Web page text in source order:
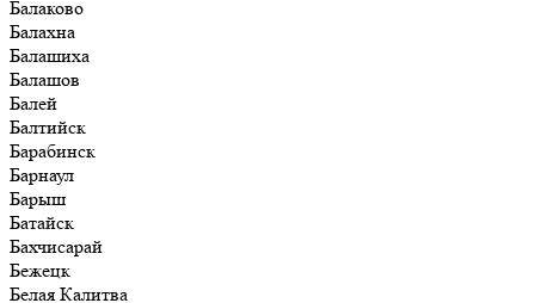
Балаково
Балахна
Балашиха
Балашов
Балей
Балтийск
Барабинск
Барнаул
Барыш
Батайск
Бахчисарай
Бежецк
Белая Калитва